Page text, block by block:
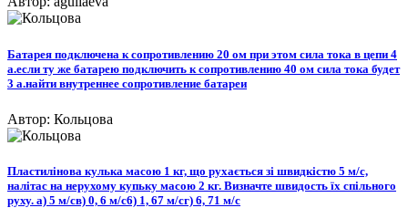
Батарея подключена к сопротивлению 20 ом при этом сила тока в цепи 4
а.если ту же батарею подключить к сопротивлению 40 ом сила тока будет
3 а.найти внутреннее сопротивление батареи
Автор: Кольцова
Пластилінова кулька масою 1 кг, що рухається зі швидкістю 5 м/с,
налiтас на нерухому купьку масою 2 кг. Визначте швидость їх спільного
руху. а) 5 м/св) 0, 6 м/с6) 1, 67 м/сг) 6, 71 м/с​